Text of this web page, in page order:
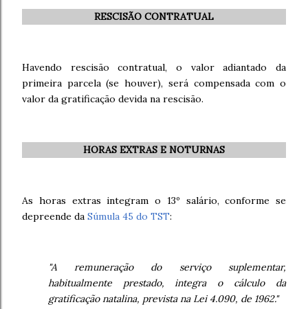
RESCISÃO CONTRATUAL
Havendo rescisão contratual, o valor adiantado da
primeira parcela (se houver), será compensada com o
valor da gratificação devida na rescisão.
HORAS EXTRAS E NOTURNAS
As horas extras integram o 13º salário, conforme se
depreende da Súmula 45 do TST:
"A remuneração do serviço suplementar,
habitualmente prestado, integra o cálculo da
gratificação natalina, prevista na Lei 4.090, de 1962."